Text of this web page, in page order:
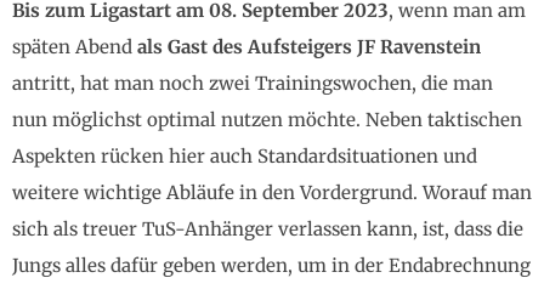
Bis zum Ligastart am 08. September 2023, wenn man am
späten Abend als Gast des Aufsteigers JF Ravenstein
antritt, hat man noch zwei Trainingswochen, die man
nun möglichst optimal nutzen möchte. Neben taktischen
Aspekten rücken hier auch Standardsituationen und
weitere wichtige Abläufe in den Vordergrund. Worauf man
sich als treuer TuS-Anhänger verlassen kann, ist, dass die
Jungs alles dafür geben werden, um in der Endabrechnung